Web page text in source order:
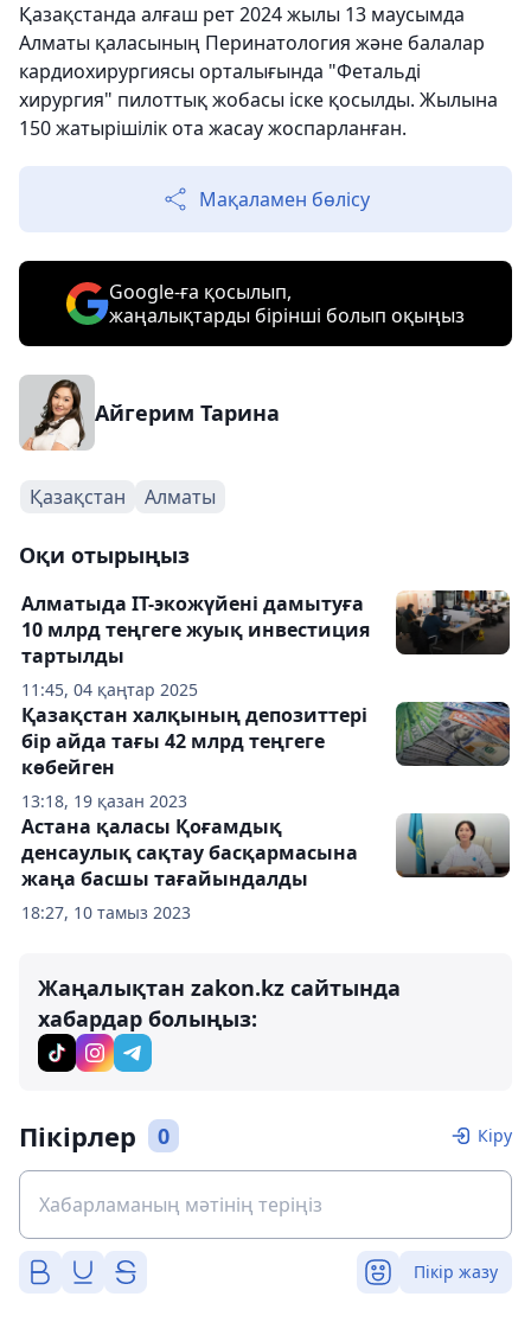
Қазақстанда алғаш рет 2024 жылы 13 маусымда
Алматы қаласының Перинатология және балалар
кардиохирургиясы орталығында "Фетальді
хирургия" пилоттық жобасы іске қосылды. Жылына
150 жатырішілік ота жасау жоспарланған.
Мақаламен бөлісу
Google-ға қосылып,
жаңалықтарды бірінші болып оқыңыз
Айгерим Тарина
Қазақстан Алматы
Оқи отырыңыз
11:45, 04 қаңтар 2025
Алматыда IT-экожүйені дамытуға
10 млрд теңгеге жуық инвестиция
тартылды
13:18, 19 қазан 2023
Қазақстан халқының депозиттері
бір айда тағы 42 млрд теңгеге
көбейген
18:27, 10 тамыз 2023
Астана қаласы Қоғамдық
денсаулық сақтау басқармасына
жаңа басшы тағайындалды
Жаңалықтан zakon.kz сайтында
хабардар болыңыз:
Пікірлер 0 Кіру
Пікір жазу